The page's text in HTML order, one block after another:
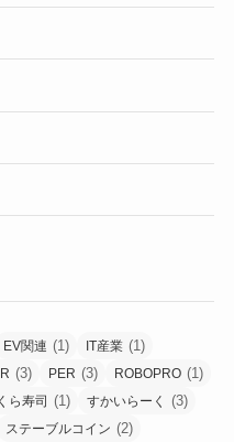
EV関連 (1) IT産業 (1)
(3) PER (3) ROBOPRO (1)
くら寿司 (1) すかいらーく (3)
ステーブルコイン (2)